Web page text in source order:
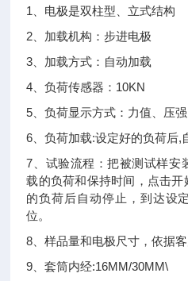
1、电极是双柱型、立式结构
2、加载机构：步进电极
3、加载方式：自动加载
4、负荷传感器：10KN
5、负荷显示方式：力值、压强
6、负荷加载:设定好的负荷后,
7、试验流程：把被测试样安
载的负荷和保持时间，点击
的负荷后自动停止，到达设
位。
8、样品量和电极尺寸，依据客
9、套筒内经:16MM/30MM\